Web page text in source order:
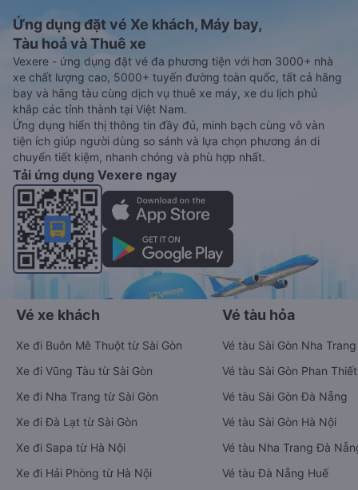
Ứng dụng đặt vé Xe khách, Máy bay,
Tàu hoả và Thuê xe
Vexere - ứng dụng đặt vé đa phương tiện với hơn 3000+ nhà
xe chất lượng cao, 5000+ tuyến đường toàn quốc, tất cả hãng
bay và hãng tàu cùng dịch vụ thuê xe máy, xe du lịch phủ
khắp các tỉnh thành tại Việt Nam.
Ứng dụng hiển thị thông tin đầy đủ, minh bạch cùng vô vàn
tiện ích giúp người dùng so sánh và lựa chọn phương án di
chuyển tiết kiệm, nhanh chóng và phù hợp nhất.
Tải ứng dụng Vexere ngay
Vé xe khách
Xe đi Buôn Mê Thuột từ Sài Gòn
Xe đi Vũng Tàu từ Sài Gòn
Xe đi Nha Trang từ Sài Gòn
Xe đi Đà Lạt từ Sài Gòn
Xe đi Sapa từ Hà Nội
Xe đi Hải Phòng từ Hà Nội
Vé tàu hỏa
Vé tàu Sài Gòn Nha Trang
Vé tàu Sài Gòn Phan Thiết
Vé tàu Sài Gòn Đà Nẵng
Vé tàu Sài Gòn Hà Nội
Vé tàu Nha Trang Đà
Vé tàu Đà Nẵng Huế